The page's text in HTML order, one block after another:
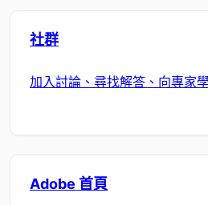
社群
加入討論、尋找解答、向專家
Adobe 首頁